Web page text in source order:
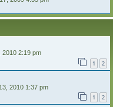
2010 2:19 pm
1 2
2010 1:37 pm
1 2